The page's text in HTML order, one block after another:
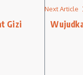
Gizi
Next Article